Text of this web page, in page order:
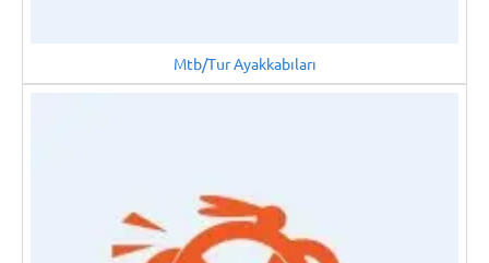
Mtb/Tur Ayakkabıları